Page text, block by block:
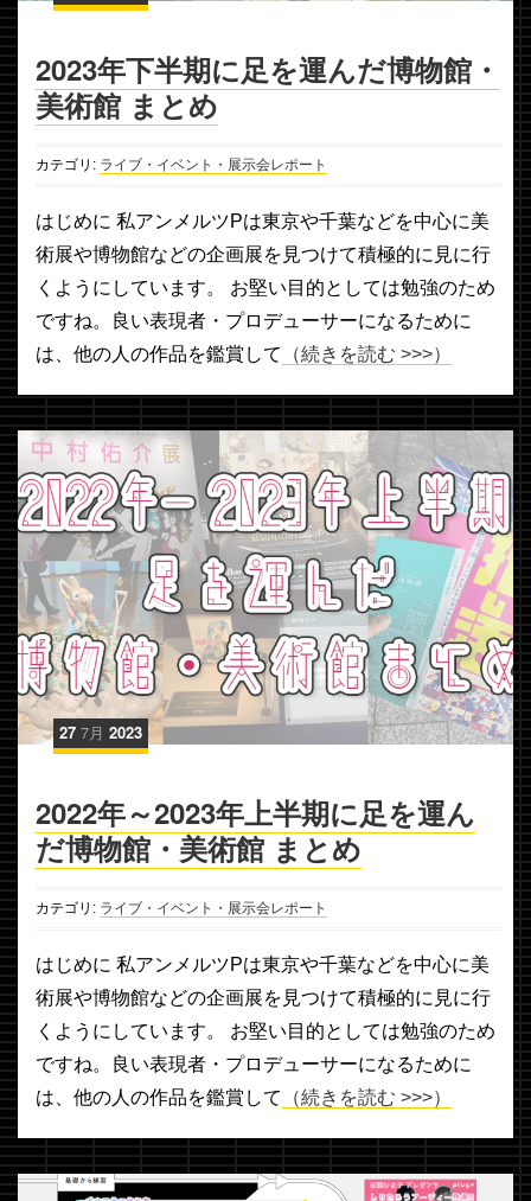
2023年下半期に足を運んだ博物館・
美術館 まとめ
カテゴリ: ライブ・イベント・展示会レポート
はじめに 私アンメルツPは東京や千葉などを中心に美
術展や博物館などの企画展を見つけて積極的に見に行
くようにしています。 お堅い目的としては勉強のため
ですね。良い表現者・プロデューサーになるために
は、他の人の作品を鑑賞して
（続きを読む >>>）
27 7月 2023
2022年～2023年上半期に足を運ん
だ博物館・美術館 まとめ
カテゴリ: ライブ・イベント・展示会レポート
はじめに 私アンメルツPは東京や千葉などを中心に美
術展や博物館などの企画展を見つけて積極的に見に行
くようにしています。 お堅い目的としては勉強のため
ですね。良い表現者・プロデューサーになるために
は、他の人の作品を鑑賞して
（続きを読む >>>）